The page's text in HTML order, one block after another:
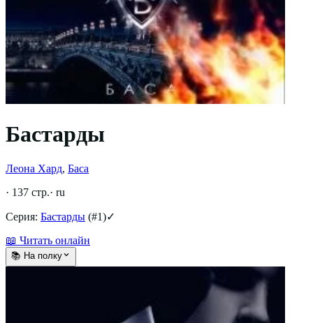
Бастарды
Леона Хард, Баса
· 137 стр.· ru
Серия: Бастарды (#1)✓
📖 Читать онлайн
📚 На полку